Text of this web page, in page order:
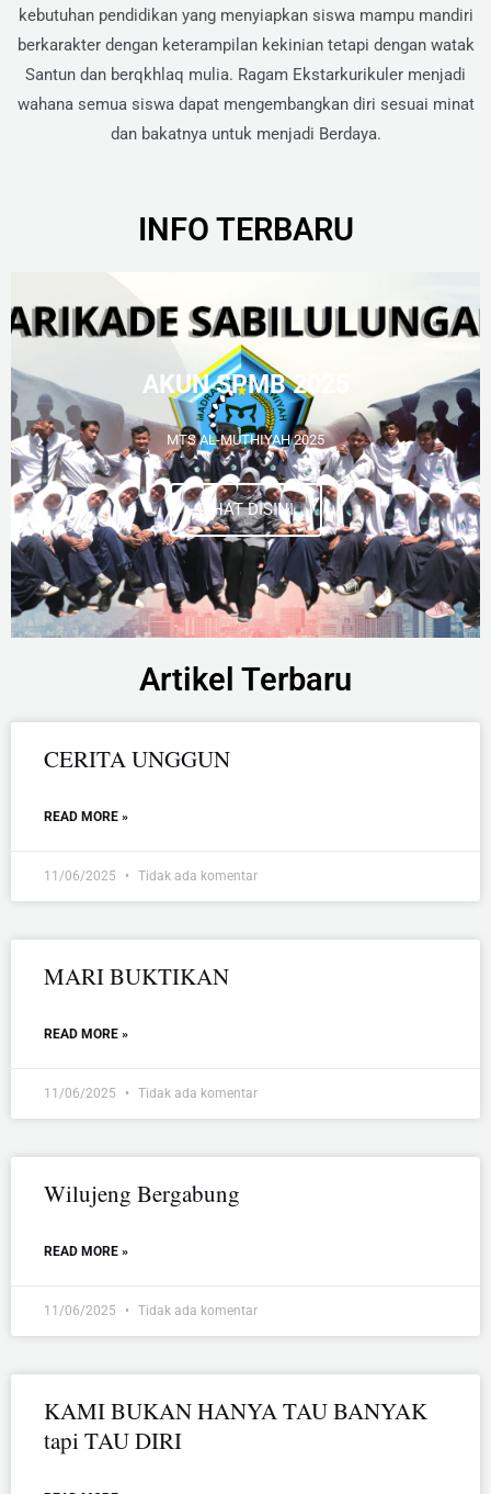
kebutuhan pendidikan yang menyiapkan siswa mampu mandiri
berkarakter dengan keterampilan kekinian tetapi dengan watak
Santun dan berqkhlaq mulia. Ragam Ekstarkurikuler menjadi
wahana semua siswa dapat mengembangkan diri sesuai minat
dan bakatnya untuk menjadi Berdaya.
INFO TERBARU
AKUN SPMB 2025
MTS AL-MUTHIYAH 2025
LIHAT DISINI
Artikel Terbaru
CERITA UNGGUN
READ MORE »
11/06/2025 Tidak ada komentar
MARI BUKTIKAN
READ MORE »
11/06/2025 Tidak ada komentar
Wilujeng Bergabung
READ MORE »
11/06/2025 Tidak ada komentar
KAMI BUKAN HANYA TAU BANYAK
tapi TAU DIRI